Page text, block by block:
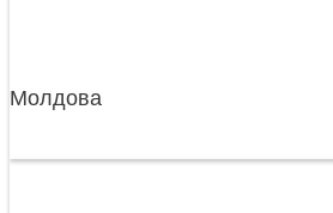
Молдова